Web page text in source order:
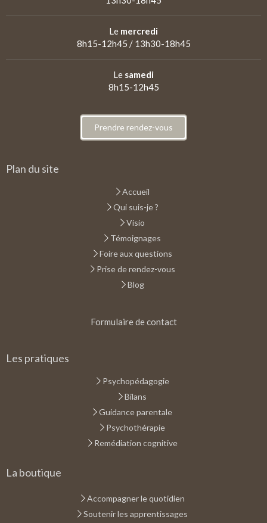
Le mercredi
8h15-12h45 / 13h30-18h45
Le samedi
8h15-12h45
Prendre rendez-vous
Plan du site
Accueil
Qui suis-je ?
Visio
Témoignages
Foire aux questions
Prise de rendez-vous
Blog
Formulaire de contact
Les pratiques
Psychopédagogie
Bilans
Guidance parentale
Psychothérapie
Remédiation cognitive
La boutique
Accompagner le quotidien
Soutenir les apprentissages